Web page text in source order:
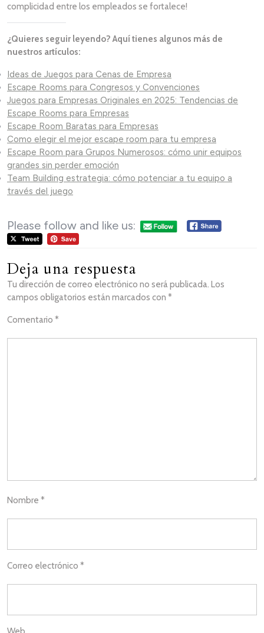
complicidad entre los empleados se fortalece!
¿Quieres seguir leyendo? Aquí tienes algunos más de
nuestros artículos:
Ideas de Juegos para Cenas de Empresa
Escape Rooms para Congresos y Convenciones
Juegos para Empresas Originales en 2025: Tendencias de
Escape Rooms para Empresas
Escape Room Baratas para Empresas
Como elegir el mejor escape room para tu empresa
Escape Room para Grupos Numerosos: cómo unir equipos
grandes sin perder emoción
Team Building estrategia: cómo potenciar a tu equipo a
través del juego
Please follow and like us:
Deja una respuesta
Tu dirección de correo electrónico no será publicada. Los
campos obligatorios están marcados con *
Comentario *
Nombre *
Correo electrónico *